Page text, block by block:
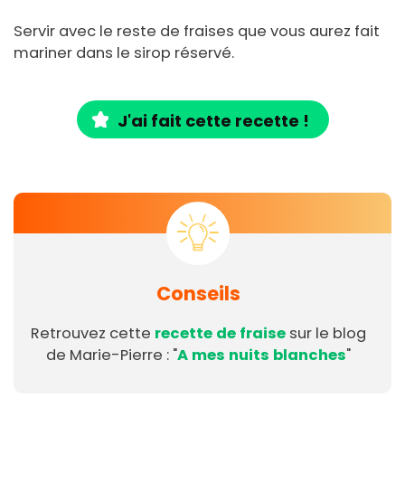
Servir avec le reste de fraises que vous aurez fait
mariner dans le sirop réservé.
J'ai fait cette recette !
Conseils
Retrouvez cette recette de fraisesur le blog
de Marie-Pierre : "A mes nuits blanches"